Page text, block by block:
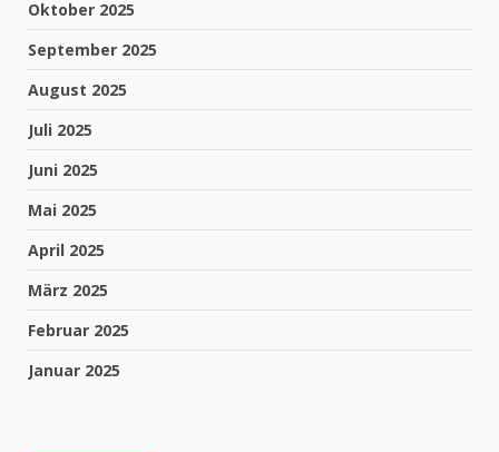
Oktober 2025
September 2025
August 2025
Juli 2025
Juni 2025
Mai 2025
April 2025
März 2025
Februar 2025
Januar 2025